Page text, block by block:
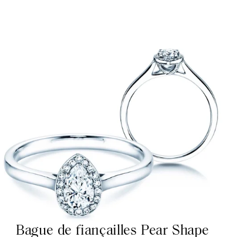
Bague de fiançailles Pear Shape